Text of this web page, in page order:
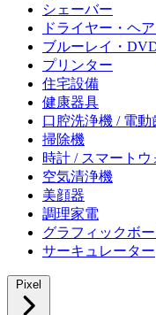
シェーバー
ドライヤー・ヘ
ブルーレイ・
プリンター
住宅設備
健康器具
口腔洗浄機 / 電動
掃除機
時計 / スマートウ
空気清浄機
美顔器
調理家電
グラフィックボ
サーキュレーター
Pixel